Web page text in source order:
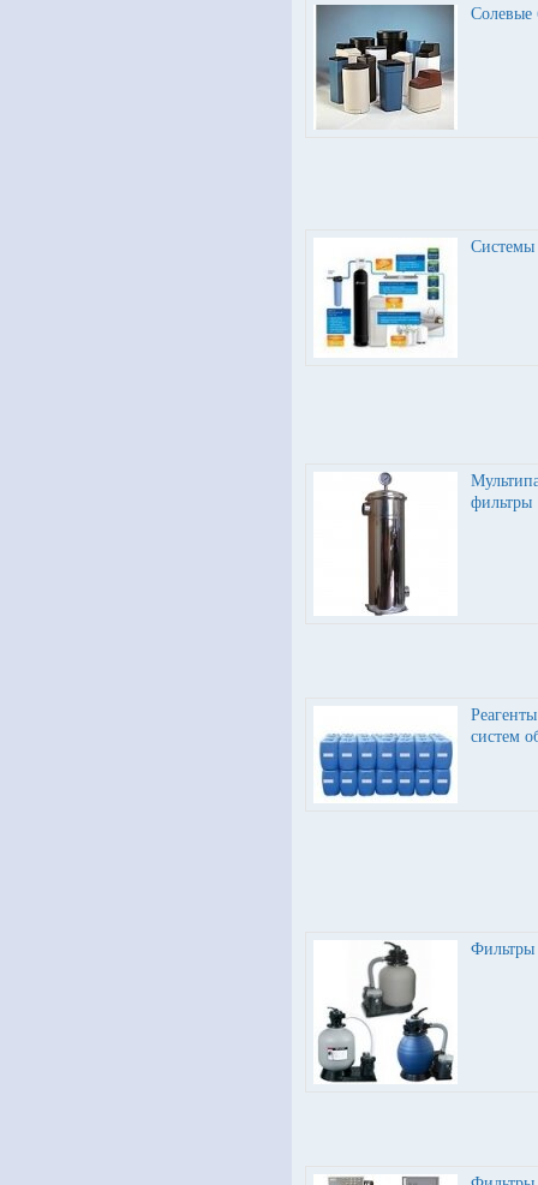
Солевые
Системы
фильтры
систем
Фильтры